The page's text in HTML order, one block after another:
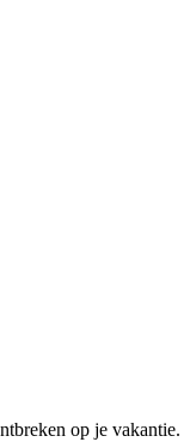
op je vakantie.